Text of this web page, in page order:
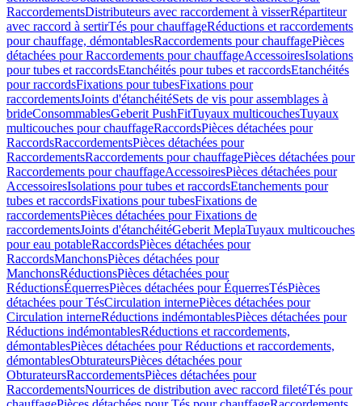
RaccordementsDistributeurs avec raccordement à visserRépartiteur
avec raccord à sertirTés pour chauffageRéductions et raccordements
pour chauffage, démontablesRaccordements pour chauffagePièces
détachées pour Raccordements pour chauffageAccessoiresIsolations
pour tubes et raccordsEtanchéités pour tubes et raccordsEtanchéités
pour raccordsFixations pour tubesFixations pour
raccordementsJoints d'étanchéitéSets de vis pour assemblages à
brideConsommablesGeberit PushFitTuyaux multicouchesTuyaux
multicouches pour chauffageRaccordsPièces détachées pour
RaccordsRaccordementsPièces détachées pour
RaccordementsRaccordements pour chauffagePièces détachées pour
Raccordements pour chauffageAccessoiresPièces détachées pour
AccessoiresIsolations pour tubes et raccordsEtanchements pour
tubes et raccordsFixations pour tubesFixations de
raccordementsPièces détachées pour Fixations de
raccordementsJoints d'étanchéitéGeberit MeplaTuyaux multicouches
pour eau potableRaccordsPièces détachées pour
RaccordsManchonsPièces détachées pour
ManchonsRéductionsPièces détachées pour
RéductionsÉquerresPièces détachées pour ÉquerresTésPièces
détachées pour TésCirculation internePièces détachées pour
Circulation interneRéductions indémontablesPièces détachées pour
Réductions indémontablesRéductions et raccordements,
démontablesPièces détachées pour Réductions et raccordements,
démontablesObturateursPièces détachées pour
ObturateursRaccordementsPièces détachées pour
RaccordementsNourrices de distribution avec raccord filetéTés pour